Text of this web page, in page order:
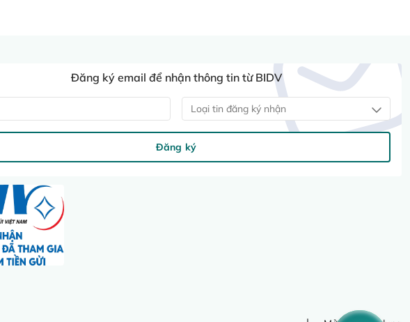
Đăng ký email để nhận thông tin từ BIDV
Loại tin đăng ký nhận
Đăng ký